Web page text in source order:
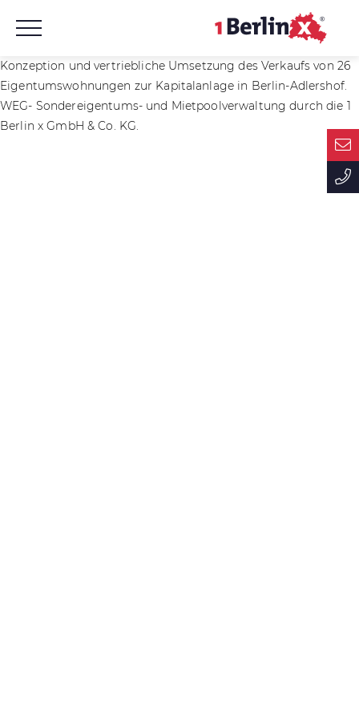
Konzeption und vertriebliche Umsetzung des Verkaufs von 26
Eigentumswohnungen zur Kapitalanlage in Berlin-Adlershof.
WEG- Sondereigentums- und Mietpoolverwaltung durch die 1
Berlin x GmbH & Co. KG.